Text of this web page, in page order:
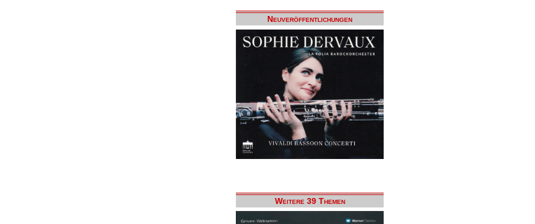
Neuveröffentlichungen
Weitere 39 Themen